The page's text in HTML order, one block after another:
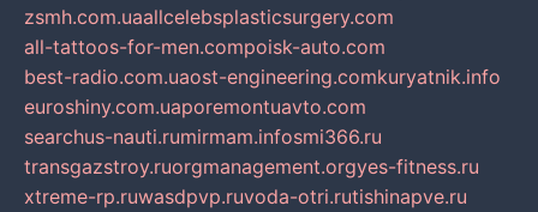
zsmh.com.uaallcelebsplasticsurgery.com
all-tattoos-for-men.compoisk-auto.com
best-radio.com.uaost-engineering.comkuryatnik.info
euroshiny.com.uaporemontuavto.com
searchus-nauti.rumirmam.infosmi366.ru
transgazstroy.ruorgmanagement.orgyes-fitness.ru
xtreme-rp.ruwasdpvp.ruvoda-otri.rutishinapve.ru